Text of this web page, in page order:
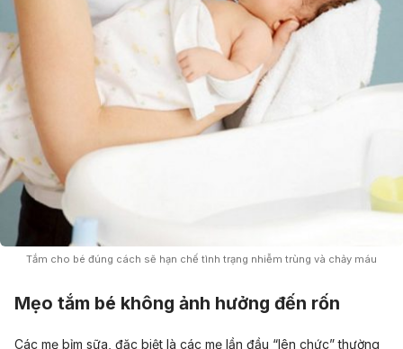
Tắm cho bé đúng cách sẽ hạn chế tình trạng nhiễm trùng và chảy máu
Mẹo tắm bé không ảnh hưởng đến rốn
Các mẹ bỉm sữa, đặc biệt là các mẹ lần đầu “lên chức” thường